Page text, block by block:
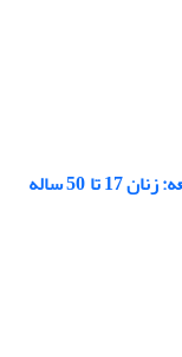
گفتمان خاموش مدیریت بدن زنان؛ مورد مطالعه: زنان 17 تا 50 ساله